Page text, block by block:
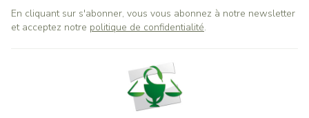
En cliquant sur s'abonner, vous vous abonnez à notre newsletter
et acceptez notre politique de confidentialité.